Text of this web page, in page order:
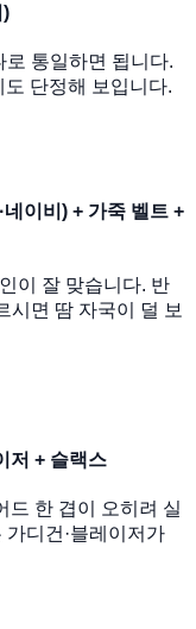
)
로 통일하면 됩니다.
단정해 보입니다.
이비) + 가죽 벨트 +
이 잘 맞습니다. 반
시면 땀 자국이 덜 보
저 + 슬랙스
드 한 겹이 오히려 실
디건·블레이저가